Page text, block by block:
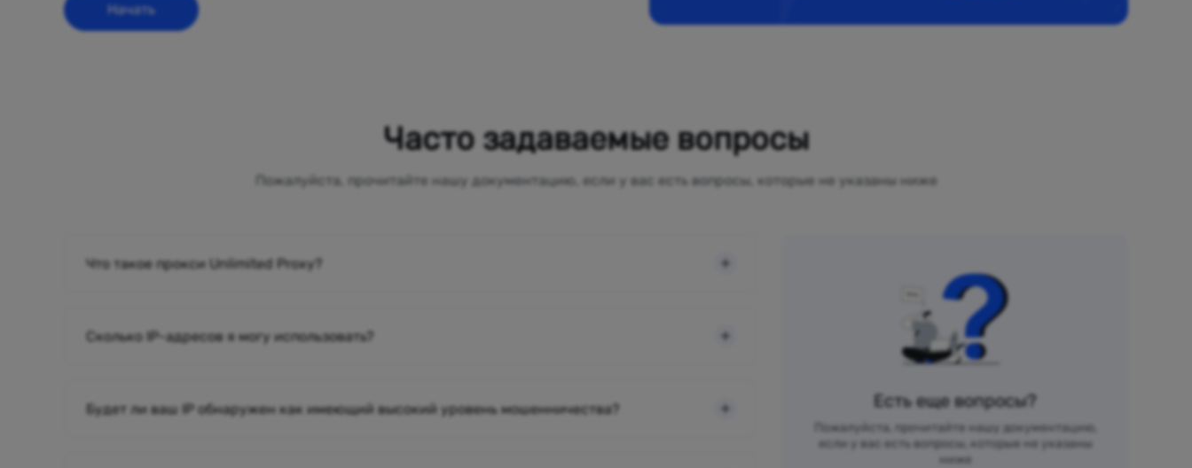
Начать
Часто задаваемые вопросы
Пожалуйста, прочитайте нашу документацию, если у вас есть вопросы, которые не указаны ниже
Что такое прокси Unlimited Proxy?
Сколько IP-адресов я могу использовать?
Будет ли ваш IP обнаружен как имеющий высокий уровень мошенничества? Есть еще вопросы?
Пожалуйста, прочитайте нашу документацию,
если у вас есть вопросы, которые не указаны
ниже